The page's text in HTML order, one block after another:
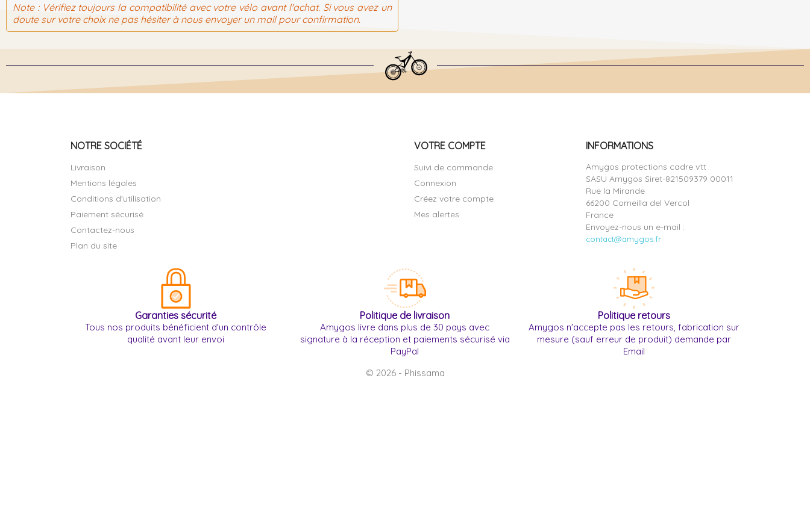
Note :Vérifiez toujours la compatibilité avec votre vélo avant l'achat. Si vous avez un
doute sur votre choix ne pas hésiter à nous envoyer un mail pour confirmation.
NOTRE SOCIÉTÉ
Livraison
Mentions légales
Conditions d'utilisation
Paiement sécurisé
Contactez-nous
Plan du site
VOTRE COMPTE
Suivi de commande
Connexion
Créez votre compte
Mes alertes
INFORMATIONS
Amygos protections cadre vtt
SASU Amygos Siret-821509379 00011
Rue la Mirande
66200 Corneilla del Vercol
France
Envoyez-nous un e-mail :
contact@amygos.fr
Garanties sécurité
Tous nos produits bénéficient d'un contrôle
qualité avant leur envoi
Politique de livraison
Amygos livre dans plus de 30 pays avec
signature à la réception et paiements sécurisé via
PayPal
Politique retours
Amygos n'accepte pas les retours, fabrication sur
mesure (sauf erreur de produit) demande par
Email
© 2026 - Phissama